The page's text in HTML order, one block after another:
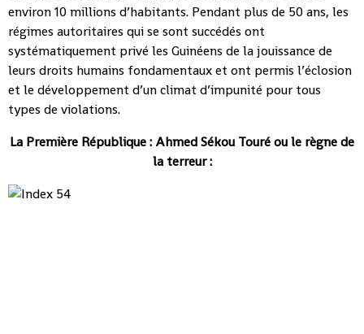
environ 10 millions d’habitants. Pendant plus de 50 ans, les
régimes autoritaires qui se sont succédés ont
systématiquement privé les Guinéens de la jouissance de
leurs droits humains fondamentaux et ont permis l’éclosion
et le développement d’un climat d’impunité pour tous
types de violations.
La Première République : Ahmed Sékou Touré ou le règne de
la terreur :